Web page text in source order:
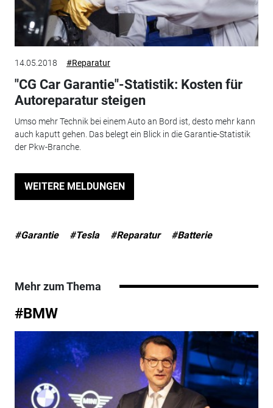
14.05.2018 #Reparatur
"CG Car Garantie"-Statistik: Kosten für
Autoreparatur steigen
Umso mehr Technik bei einem Auto an Bord ist, desto mehr kann
auch kaputt gehen. Das belegt ein Blick in die Garantie-Statistik
der Pkw-Branche.
WEITERE MELDUNGEN
#Garantie #Tesla #Reparatur #Batterie
Mehr zum Thema
#BMW